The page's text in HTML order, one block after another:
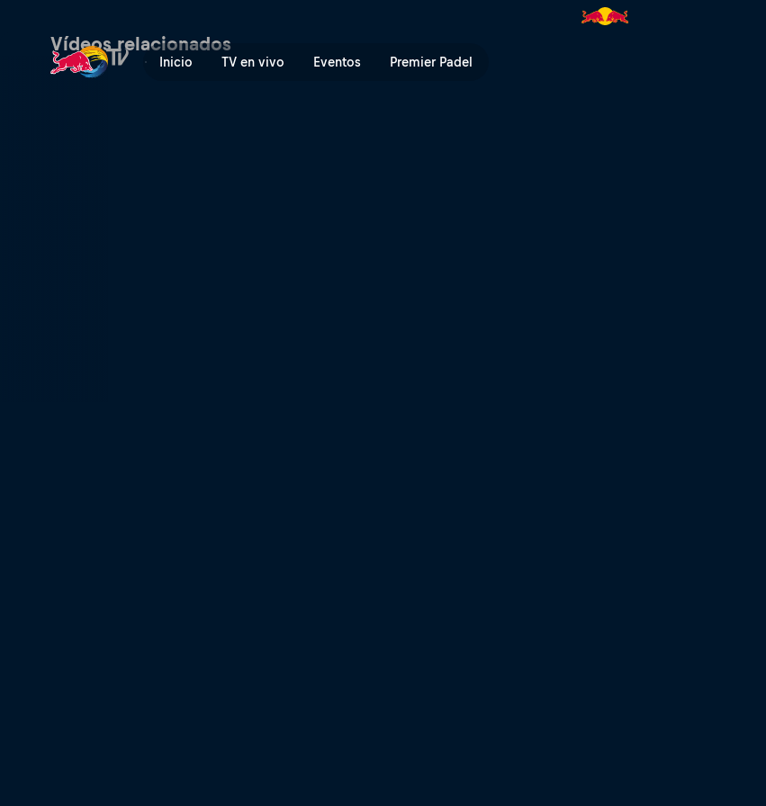
Inicio TV en vivo Eventos Premier Padel
Entre bastidores: Red Bull Romaniacs 2025 | Red Bull TV
Vídeos relacionados